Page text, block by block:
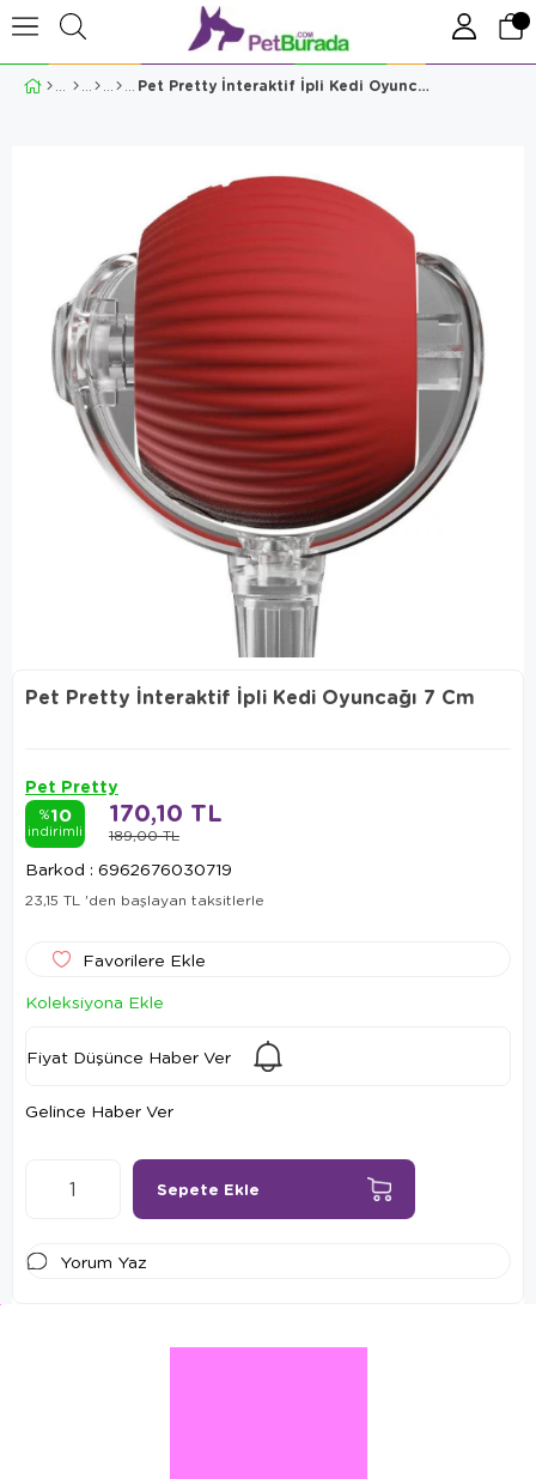
Pet Pretty İnteraktif İpli Kedi Oyuncağı 7 Cm
Pet Pretty İnteraktif İpli Kedi Oyuncağı 7 Cm
Pet Pretty
%10
indirimli 189,00 TL
170,10 TL
Barkod : 6962676030719
23,15 TL 'den başlayan taksitlerle
Favorilere Ekle
Koleksiyona Ekle
Fiyat Düşünce Haber Ver
Gelince Haber Ver
Yorum Yaz